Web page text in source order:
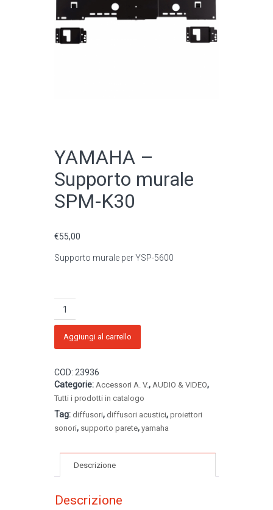
CATALOGO ONLINE
YAMAHA –
Supporto murale
SPM-K30
€55,00
Supporto murale per YSP-5600
YAMAHA
Supporto
murale
SPM-
quantità
Aggiungi al carrello
COD: 23936
Categorie: Accessori A. V., AUDIO & VIDEO,
Tutti i prodotti in catalogo
Tag: diffusori, diffusori acustici, proiettori
sonori, supporto parete, yamaha
Descrizione
Descrizione